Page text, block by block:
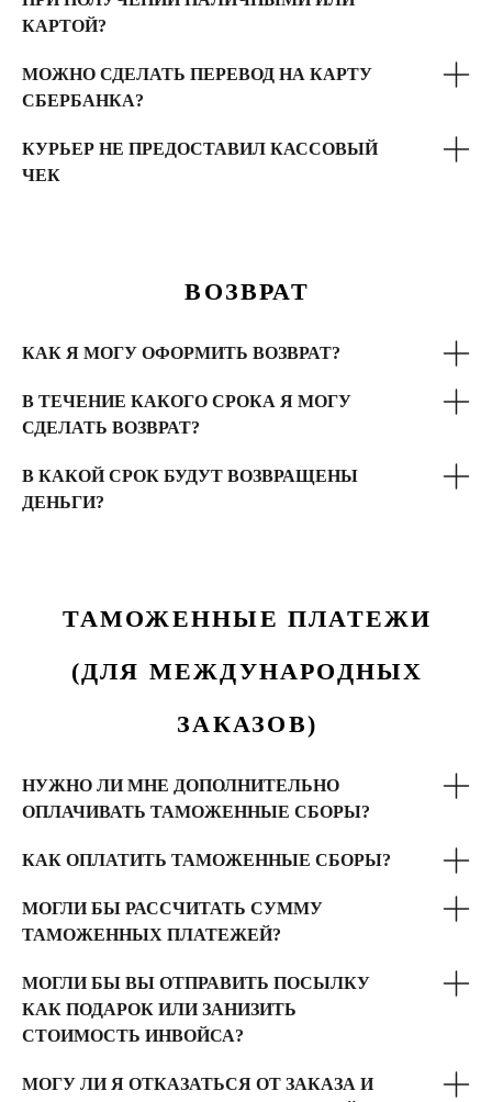
КАРТОЙ?
МОЖНО СДЕЛАТЬ ПЕРЕВОД НА КАРТУ
СБЕРБАНКА?
КУРЬЕР НЕ ПРЕДОСТАВИЛ КАССОВЫЙ
ЧЕК
ВОЗВРАТ
КАК Я МОГУ ОФОРМИТЬ ВОЗВРАТ?
В ТЕЧЕНИЕ КАКОГО СРОКА Я МОГУ
СДЕЛАТЬ ВОЗВРАТ?
В КАКОЙ СРОК БУДУТ ВОЗВРАЩЕНЫ
ДЕНЬГИ?
ТАМОЖЕННЫЕ ПЛАТЕЖИ
(ДЛЯ МЕЖДУНАРОДНЫХ
ЗАКАЗОВ)
НУЖНО ЛИ МНЕ ДОПОЛНИТЕЛЬНО
ОПЛАЧИВАТЬ ТАМОЖЕННЫЕ СБОРЫ?
КАК ОПЛАТИТЬ ТАМОЖЕННЫЕ СБОРЫ?
МОГЛИ БЫ РАССЧИТАТЬ СУММУ
ТАМОЖЕННЫХ ПЛАТЕЖЕЙ?
МОГЛИ БЫ ВЫ ОТПРАВИТЬ ПОСЫЛКУ
КАК ПОДАРОК ИЛИ ЗАНИЗИТЬ
СТОИМОСТЬ ИНВОЙСА?
МОГУ ЛИ Я ОТКАЗАТЬСЯ ОТ ЗАКАЗА И